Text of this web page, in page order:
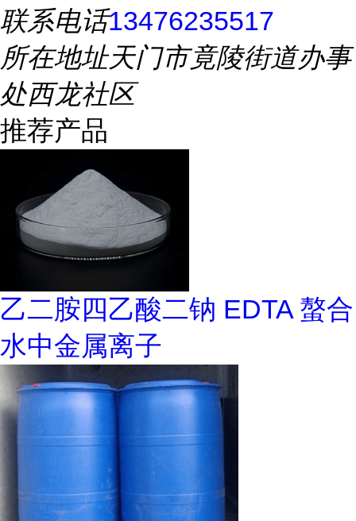
联系电话13476235517
所在地址天门市竟陵街道办事
处西龙社区
推荐产品
乙二胺四乙酸二钠 EDTA 螯合
水中金属离子